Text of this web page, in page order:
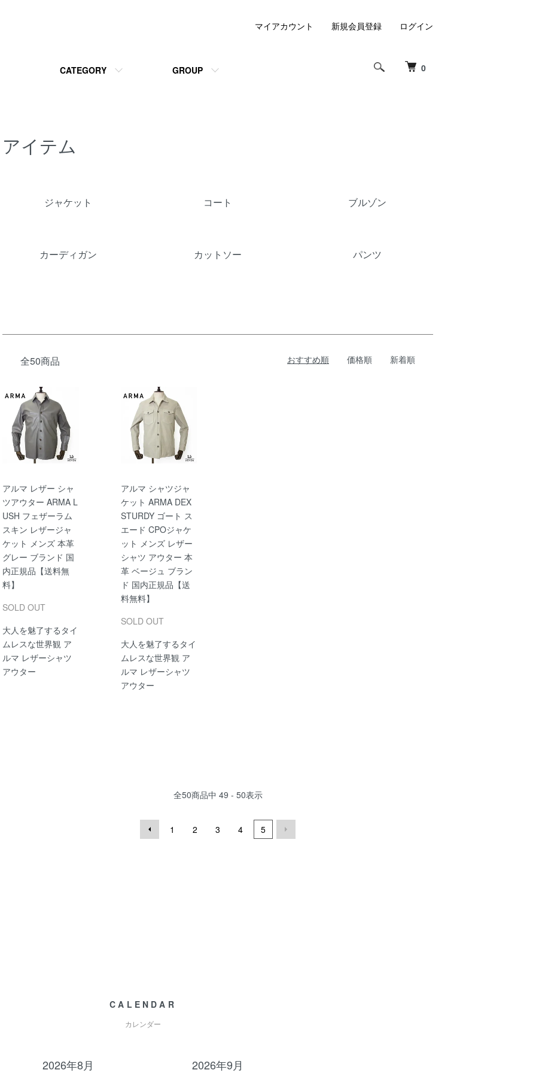
0
CATEGORY GROUP
マイアカウント 新規会員登録 ログイン
アイテム
ジャケット
コート ブルゾン
カーディガン カットソー パンツ
全50商品 おすすめ順 価格順 新着順
アルマ レザー シャ
ツアウター ARMA L
USH フェザーラム
スキン レザージャ
ケット メンズ 本革
グレー ブランド 国
内正規品【送料無
料】
SOLD OUT
大人を魅了するタイ
ムレスな世界観 ア
ルマ レザーシャツ
アウター
アルマ シャツジャ
ケット ARMA DEX
STURDY ゴート ス
エード CPOジャケ
ット メンズ レザー
シャツ アウター 本
革 ベージュ ブラン
ド 国内正規品【送
料無料】
SOLD OUT
大人を魅了するタイ
ムレスな世界観 ア
ルマ レザーシャツ
アウター
全50商品中 49 - 50表示
1 2 3 4 5
CALENDAR
カレンダー
2026年8月 2026年9月